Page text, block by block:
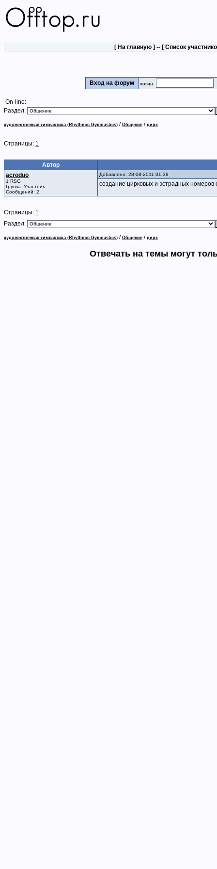
[ На главную ] -- [ Список
Вход на форум логин
On-line:
Раздел:
художественная гимнастика (Rhythmic Gymnastics) / Общение / цирк
Страницы: 1
Автор
acroduo
1 RSG
Группа: Участник
Сообщений: 2
Добавлено: 28-08-2011 01:38
создание цирковых и эстрадных
Страницы: 1
Раздел:
художественная гимнастика (Rhythmic Gymnastics) / Общение / цирк
Отвечать на темы могут